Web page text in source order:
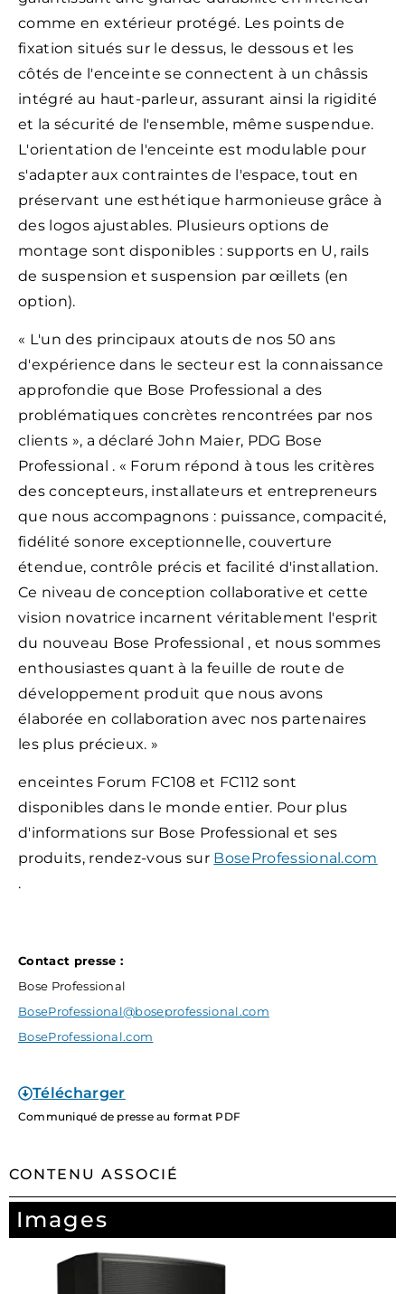
comme en extérieur protégé. Les points de
fixation situés sur le dessus, le dessous et les
côtés de l'enceinte se connectent à un châssis
intégré au haut-parleur, assurant ainsi la rigidité
et la sécurité de l'ensemble, même suspendue.
L'orientation de l'enceinte est modulable pour
s'adapter aux contraintes de l'espace, tout en
préservant une esthétique harmonieuse grâce à
des logos ajustables. Plusieurs options de
montage sont disponibles : supports en U, rails
de suspension et suspension par œillets (en
option).
« L'un des principaux atouts de nos 50 ans
d'expérience dans le secteur est la connaissance
approfondie que Bose Professional a des
problématiques concrètes rencontrées par nos
clients », a déclaré John Maier, PDG Bose
Professional . « Forum répond à tous les critères
des concepteurs, installateurs et entrepreneurs
que nous accompagnons : puissance, compacité,
fidélité sonore exceptionnelle, couverture
étendue, contrôle précis et facilité d'installation.
Ce niveau de conception collaborative et cette
vision novatrice incarnent véritablement l'esprit
du nouveau Bose Professional , et nous sommes
enthousiastes quant à la feuille de route de
développement produit que nous avons
élaborée en collaboration avec nos partenaires
les plus précieux. »
enceintes Forum FC108 et FC112 sont
disponibles dans le monde entier. Pour plus
d'informations sur Bose Professional et ses
produits, rendez-vous sur BoseProfessional.com
.
Contact presse :
Bose Professional
BoseProfessional@boseprofessional.com
BoseProfessional.com
Télécharger
Communiqué de presse au format PDF
CONTENU ASSOCIÉ
Images